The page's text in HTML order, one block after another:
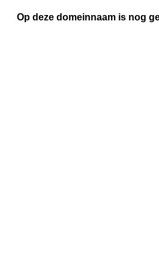
Op deze domeinnaam is nog